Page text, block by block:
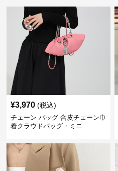
¥3,970 (税込)
チェーン バッグ 合皮チェーン巾
着クラウドバッグ・ミニ